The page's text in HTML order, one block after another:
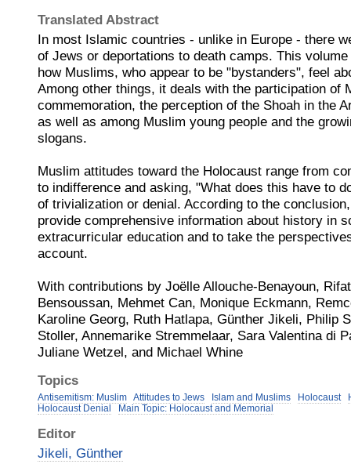
Translated Abstract
In most Islamic countries - unlike in Europe - there
of Jews or deportations to death camps. This
how Muslims, who appear to be "bystanders", feel
Among other things, it deals with the participation of
commemoration, the perception of the Shoah in the
as well as among Muslim young people and the
slogans.
Muslim attitudes toward the Holocaust range from
to indifference and asking, "What does this have to
of trivialization or denial. According to the
provide comprehensive information about history in
extracurricular education and to take the
account.
With contributions by Joëlle Allouche-Benayoun,
Bensoussan, Mehmet Can, Monique Eckmann,
Karoline Georg, Ruth Hatlapa, Günther Jikeli, Philip
Stoller, Annemarike Stremmelaar, Sara Valentina di
Juliane Wetzel, and Michael Whine
Topics
Antisemitism: Muslim Attitudes to Jews Islam and Muslims Holocaust
Holocaust Denial
Main Topic: Holocaust and Memorial
Editor
Jikeli, Günther